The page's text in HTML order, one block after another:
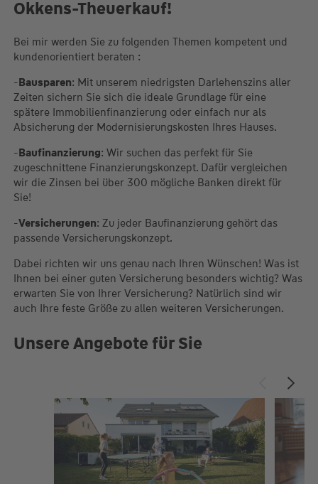
Okkens-Theuerkauf!
Bei mir werden Sie zu folgenden Themen kompetent und
kundenorientiert beraten :
-Bausparen: Mit unserem niedrigsten Darlehenszins aller
Zeiten sichern Sie sich die ideale Grundlage für eine
spätere Immobilienfinanzierung oder einfach nur als
Absicherung der Modernisierungskosten Ihres Hauses.
-Baufinanzierung: Wir suchen das perfekt für Sie
zugeschnittene Finanzierungskonzept. Dafür vergleichen
wir die Zinsen bei über 300 mögliche Banken direkt für
Sie!
-Versicherungen: Zu jeder Baufinanzierung gehört das
passende Versicherungskonzept.
Dabei richten wir uns genau nach Ihren Wünschen! Was ist
Ihnen bei einer guten Versicherung besonders wichtig? Was
erwarten Sie von Ihrer Versicherung? Natürlich sind wir
auch Ihre feste Größe zu allen weiteren Versicherungen.
Unsere Angebote für Sie